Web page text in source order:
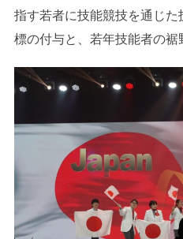
指す若者に技能競技を通じた
標の付与と、若年技能者の裾